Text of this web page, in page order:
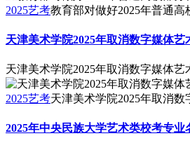
2025艺考教育部对做好2025年普通
天津美术学院2025年取消数字媒体
天津美术学院2025年取消数字媒体
2025艺考天津美术学院2025年取消
2025年中央民族大学艺术类校考专业